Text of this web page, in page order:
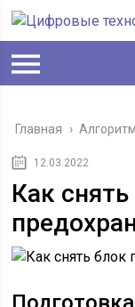
Главная › Алгоритм
12.03.2022
Как